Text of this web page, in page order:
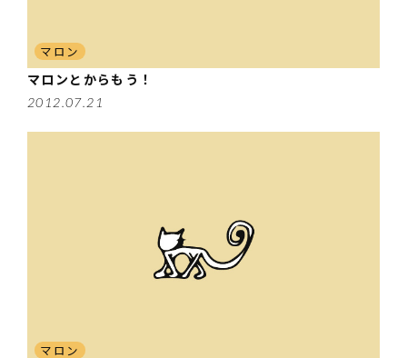
マロン
マロンとからもう！
2012.07.21
マロン